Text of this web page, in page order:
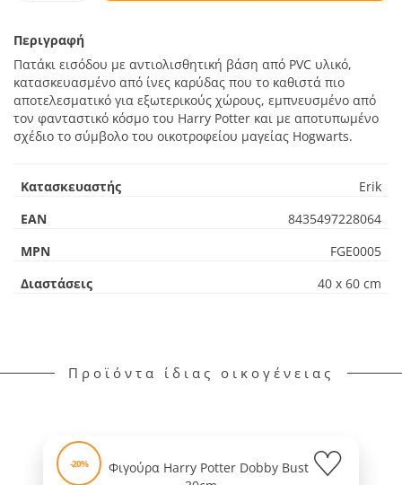
Περιγραφή
Πατάκι εισόδου με αντιολισθητική βάση από PVC υλικό,
κατασκευασμένο από ίνες καρύδας που το καθιστά πιο
αποτελεσματικό για εξωτερικούς χώρους, εμπνευσμένο από
τον φανταστικό κόσμο του Harry Potter και με αποτυπωμένο
σχέδιο το σύμβολο του οικοτροφείου μαγείας Hogwarts.
Κατασκευαστής
Erik
EAN
8435497228064
MPN
FGE0005
Διαστάσεις
40 x 60 cm
Προϊόντα ίδιας οικογένειας
-20%